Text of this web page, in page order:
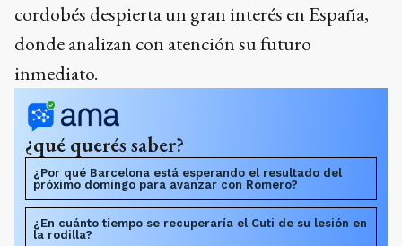
cordobés despierta un gran interés en España,
donde analizan con atención su futuro
inmediato.
¿qué querés saber?
¿Por qué Barcelona está esperando el resultado del
próximo domingo para avanzar con Romero?
¿En cuánto tiempo se recuperaría el Cuti de su lesión en
la rodilla?